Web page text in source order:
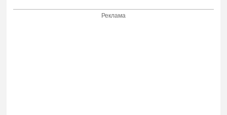
Реклама